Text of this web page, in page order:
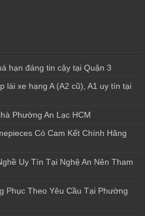
hạn đáng tin cậy tại Quận 3
lái xe hạng A (A2 cũ), A1 uy tín tại
Phường An Lạc HCM
Có Cam Kết Chính Hãng
Uy Tín Tại Nghệ An Nên Tham
Phục Theo Yêu Cầu Tại Phường